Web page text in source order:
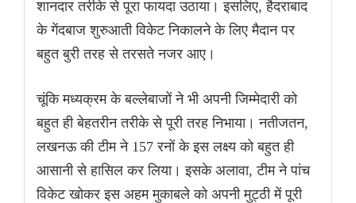
शानदार तरीके से पूरा फायदा उठाया। इसलिए, हैदराबाद
के गेंदबाज शुरुआती विकेट निकालने के लिए मैदान पर
बहुत बुरी तरह से तरसते नजर आए।
चूंकि मध्यक्रम के बल्लेबाजों ने भी अपनी जिम्मेदारी को
बहुत ही बेहतरीन तरीके से पूरी तरह निभाया। नतीजतन,
लखनऊ की टीम ने 157 रनों के इस लक्ष्य को बहुत ही
आसानी से हासिल कर लिया। इसके अलावा, टीम ने पांच
विकेट खोकर इस अहम मुकाबले को अपनी मुट्ठी में पूरी